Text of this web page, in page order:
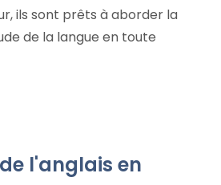
ils sont prêts à aborder la
de la langue en toute
l'anglais en